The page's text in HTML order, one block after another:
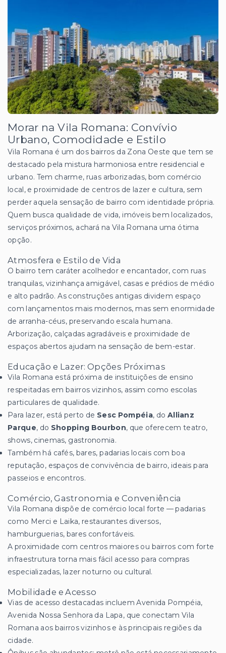
Morar na Vila Romana: Convívio
Urbano, Comodidade e Estilo
Vila Romana é um dos bairros da Zona Oeste que tem se
destacado pela mistura harmoniosa entre residencial e
urbano. Tem charme, ruas arborizadas, bom comércio
local, e proximidade de centros de lazer e cultura, sem
perder aquela sensação de bairro com identidade própria.
Quem busca qualidade de vida, imóveis bem localizados,
serviços próximos, achará na Vila Romana uma ótima
opção.
Atmosfera e Estilo de Vida
O bairro tem caráter acolhedor e encantador, com ruas
tranquilas, vizinhança amigável, casas e prédios de médio
e alto padrão. As construções antigas dividem espaço
com lançamentos mais modernos, mas sem enormidade
de arranha-céus, preservando escala humana.
Arborização, calçadas agradáveis e proximidade de
espaços abertos ajudam na sensação de bem-estar.
Educação e Lazer: Opções Próximas
Vila Romana está próxima de instituições de ensino
respeitadas em bairros vizinhos, assim como escolas
particulares de qualidade.
Para lazer, está perto de Sesc Pompéia, do Allianz
Parque, do Shopping Bourbon, que oferecem teatro,
shows, cinemas, gastronomia.
Também há cafés, bares, padarias locais com boa
reputação, espaços de convivência de bairro, ideais para
passeios e encontros.
Comércio, Gastronomia e Conveniência
Vila Romana dispõe de comércio local forte — padarias
como Merci e Laika, restaurantes diversos,
hamburguerias, bares confortáveis.
A proximidade com centros maiores ou bairros com forte
infraestrutura torna mais fácil acesso para compras
especializadas, lazer noturno ou cultural.
Mobilidade e Acesso
Vias de acesso destacadas incluem Avenida Pompéia,
Avenida Nossa Senhora da Lapa, que conectam Vila
Romana aos bairros vizinhos e às principais regiões da
cidade.